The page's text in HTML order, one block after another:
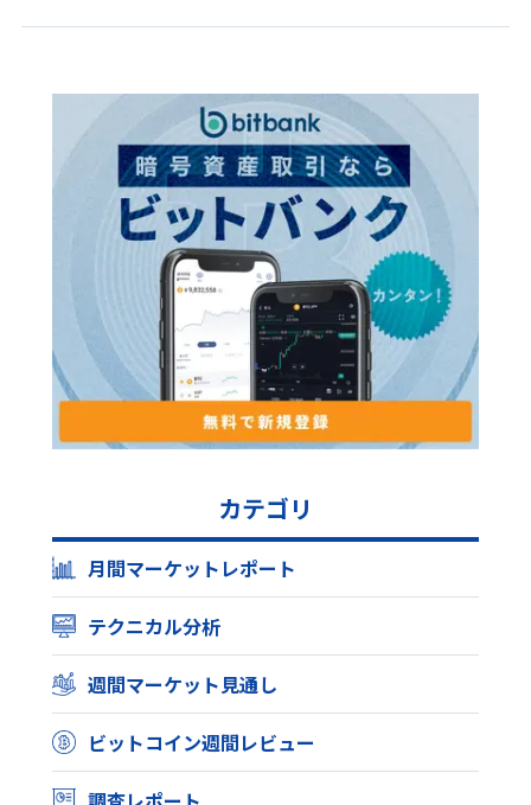
カテゴリ
月間マーケットレポート
テクニカル分析
週間マーケット見通し
ビットコイン週間レビュー